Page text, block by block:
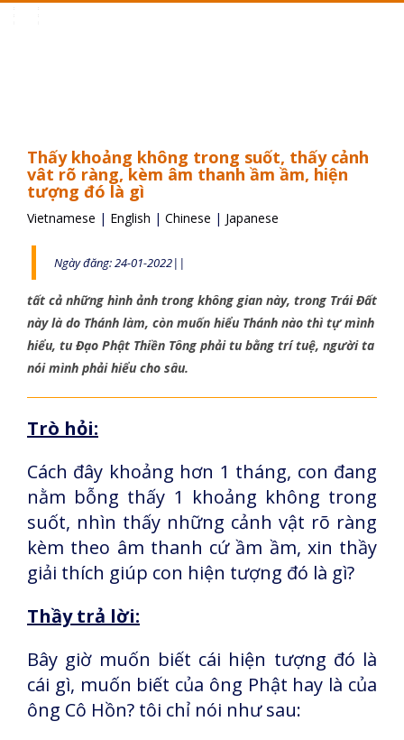
Thấy khoảng không trong suốt, thấy cảnh
vât rõ ràng, kèm âm thanh ầm ầm, hiện
tượng đó là gì
Vietnamese | English | Chinese | Japanese
Ngày đăng: 24-01-2022||
tất cả những hình ảnh trong không gian này, trong Trái Đất
này là do Thánh làm, còn muốn hiểu Thánh nào thì tự mình
hiểu, tu Đạo Phật Thiền Tông phải tu bằng trí tuệ, người ta
nói mình phải hiểu cho sâu.
Trò hỏi:
Cách đây khoảng hơn 1 tháng, con đang
nằm bỗng thấy 1 khoảng không trong
suốt, nhìn thấy những cảnh vật rõ ràng
kèm theo âm thanh cứ ầm ầm, xin thầy
giải thích giúp con hiện tượng đó là gì?
Thầy trả lời:
Bây giờ muốn biết cái hiện tượng đó là
cái gì, muốn biết của ông Phật hay là của
ông Cô Hồn? tôi chỉ nói như sau: